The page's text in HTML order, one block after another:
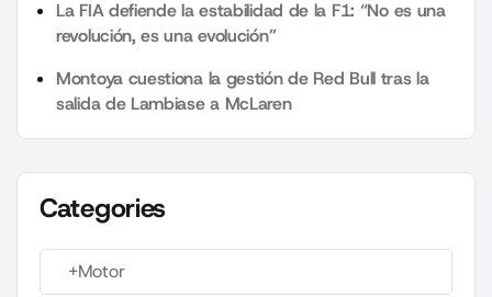
La FIA defiende la estabilidad de la F1: “No es una
revolución, es una evolución”
Montoya cuestiona la gestión de Red Bull tras la
salida de Lambiase a McLaren
Categories
+Motor